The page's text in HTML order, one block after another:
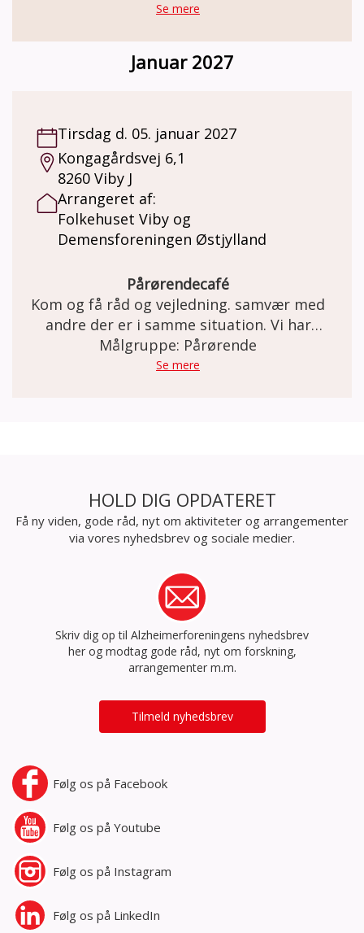
Se mere
Januar 2027
Tirsdag d. 05. januar 2027
Kongagårdsvej 6,1
8260 Viby J
Arrangeret af:
Folkehuset Viby og
Demensforeningen Østjylland
Pårørendecafé
Kom og få råd og vejledning. samvær med
andre der er i samme situation. Vi har
kaffe/te med en bolle til.
Målgruppe: Pårørende
Se mere
HOLD DIG OPDATERET
Få ny viden, gode råd, nyt om aktiviteter og arrangementer
via vores nyhedsbrev og sociale medier.
Skriv dig op til Alzheimerforeningens nyhedsbrev
her og modtag gode råd, nyt om forskning,
arrangementer m.m.
Tilmeld nyhedsbrev
Følg os på Facebook
Følg os på Youtube
Følg os på Instagram
Følg os på LinkedIn